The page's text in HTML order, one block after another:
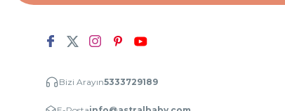
Bizi Arayın5333729189